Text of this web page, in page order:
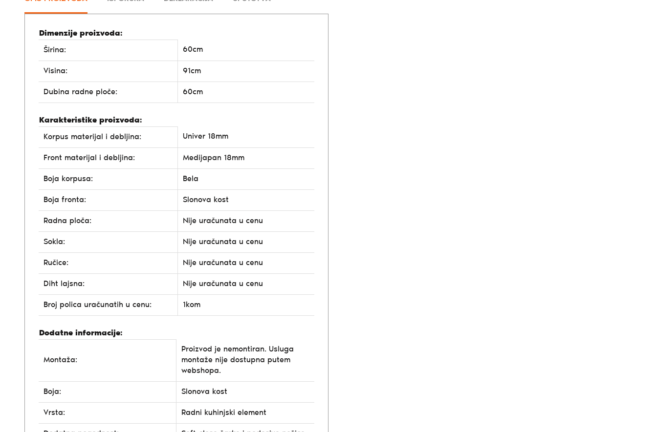
Dimenzije proizvoda:
Širina:
60cm
Visina: 91cm
Dubina radne ploče: 60cm
Karakteristike proizvoda:
Korpus materijal i debljina:
Univer 18mm
Front materijal i debljina: Medijapan 18mm
Boja korpusa: Bela
Boja fronta: Slonova kost
Radna ploča: Nije uračunata u cenu
Sokla: Nije uračunata u cenu
Ručice: Nije uračunata u cenu
Diht lajsna: Nije uračunata u cenu
Broj polica uračunatih u cenu: 1kom
Dodatne informacije:
Montaža:
Proizvod je nemontiran. Usluga
montaže nije dostupna putem
webshopa.
Boja: Slonova kost
Vrsta: Radni kuhinjski element